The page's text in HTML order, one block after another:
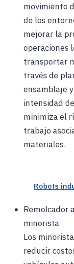
movimiento
de los
mejorar la
operaciones
transportar
través de
ensamblaje
intensidad
minimiza el
trabajo
materiales.
Robots
Remolcador
minorista
Los
reducir